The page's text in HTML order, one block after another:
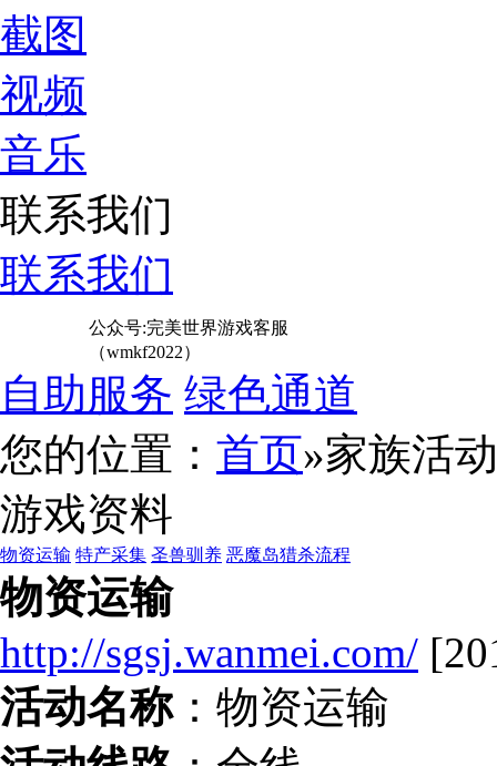
截图
视频
音乐
联系我们
联系我们
公众号:完美世界游戏客服
（wmkf2022）
自助服务 绿色通道
您的位置： 首页»家族活动
游戏资料
物资运输 特产采集 圣兽驯养 恶魔岛猎杀流程
物资运输
http://sgsj.wanmei.com/
活动名称：物资运输